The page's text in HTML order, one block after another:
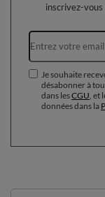
inscrivez-
Je souhaite
désabonner à
dans lesCGU ,
données dans la